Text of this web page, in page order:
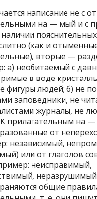
написание не с
на — мый и с
(как и
вторые —
а) необитаемый с
в воде
фигуры людей; б) не
заповедники, не
журналы, не
прилагательным на —
от
независимый,
или от глаголов
неисправимый,
общие